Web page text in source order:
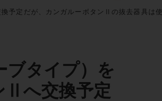
予定だが、カンガルーボタンⅡの抜去器具は
ブタイプ）を
Ⅱへ交換予定